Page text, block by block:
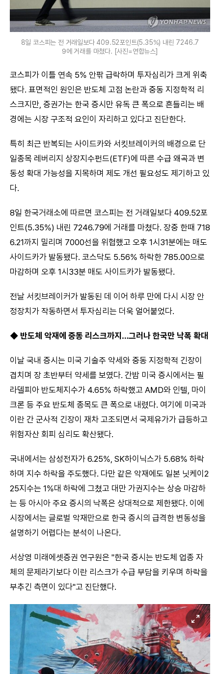
8일 코스피는 전 거래일보다 409.52포인트(5.35%) 내린 7246.7
9에 거래를 마쳤다. [사진=연합뉴스]
코스피가 이틀 연속 5% 안팎 급락하며 투자심리가 크게 위축
됐다. 표면적인 원인은 반도체 고점 논란과 중동 지정학적 리
스크지만, 증권가는 한국 증시만 유독 큰 폭으로 흔들리는 배
경에는 시장 구조적 요인이 자리하고 있다고 진단한다.
특히 최근 반복되는 사이드카와 서킷브레이커의 배경으로 단
일종목 레버리지 상장지수펀드(ETF)에 따른 수급 왜곡과 변
동성 확대 가능성을 지목하며 제도 개선 필요성도 제기하고 있
다.
8일 한국거래소에 따르면 코스피는 전 거래일보다 409.52포
인트(5.35%) 내린 7246.79에 거래를 마쳤다. 장중 한때 718
6.21까지 밀리며 7000선을 위협했고 오후 1시31분에는 매도
사이드카가 발동됐다. 코스닥도 5.56% 하락한 785.00으로
마감하며 오후 1시33분 매도 사이드카가 발동됐다.
전날 서킷브레이커가 발동된 데 이어 하루 만에 다시 시장 안
정장치가 작동하면서 투자심리는 더욱 얼어붙었다.
◆ 반도체 악재에 중동 리스크까지…그러나 한국만 낙폭 확대
이날 국내 증시는 미국 기술주 약세와 중동 지정학적 긴장이
겹치며 장 초반부터 약세를 보였다. 간밤 미국 증시에서는 필
라델피아 반도체지수가 4.65% 하락했고 AMD와 인텔, 마이
크론 등 주요 반도체 종목도 큰 폭으로 내렸다. 여기에 미국과
이란 간 군사적 긴장이 재차 고조되면서 국제유가가 급등하고
위험자산 회피 심리도 확산됐다.
국내에서는 삼성전자가 6.25%, SK하이닉스가 5.68% 하락
하며 지수 하락을 주도했다. 다만 같은 악재에도 일본 닛케이2
25지수는 1%대 하락에 그쳤고 대만 가권지수는 상승 마감하
는 등 아시아 주요 증시의 낙폭은 상대적으로 제한됐다. 이에
시장에서는 글로벌 악재만으로 한국 증시의 급격한 변동성을
설명하기 어렵다는 분석이 나온다.
서상영 미래에셋증권 연구원은 "한국 증시는 반도체 업종 자
체의 문제라기보다 이란 리스크가 수급 부담을 키우며 하락을
부추긴 측면이 있다"고 진단했다.